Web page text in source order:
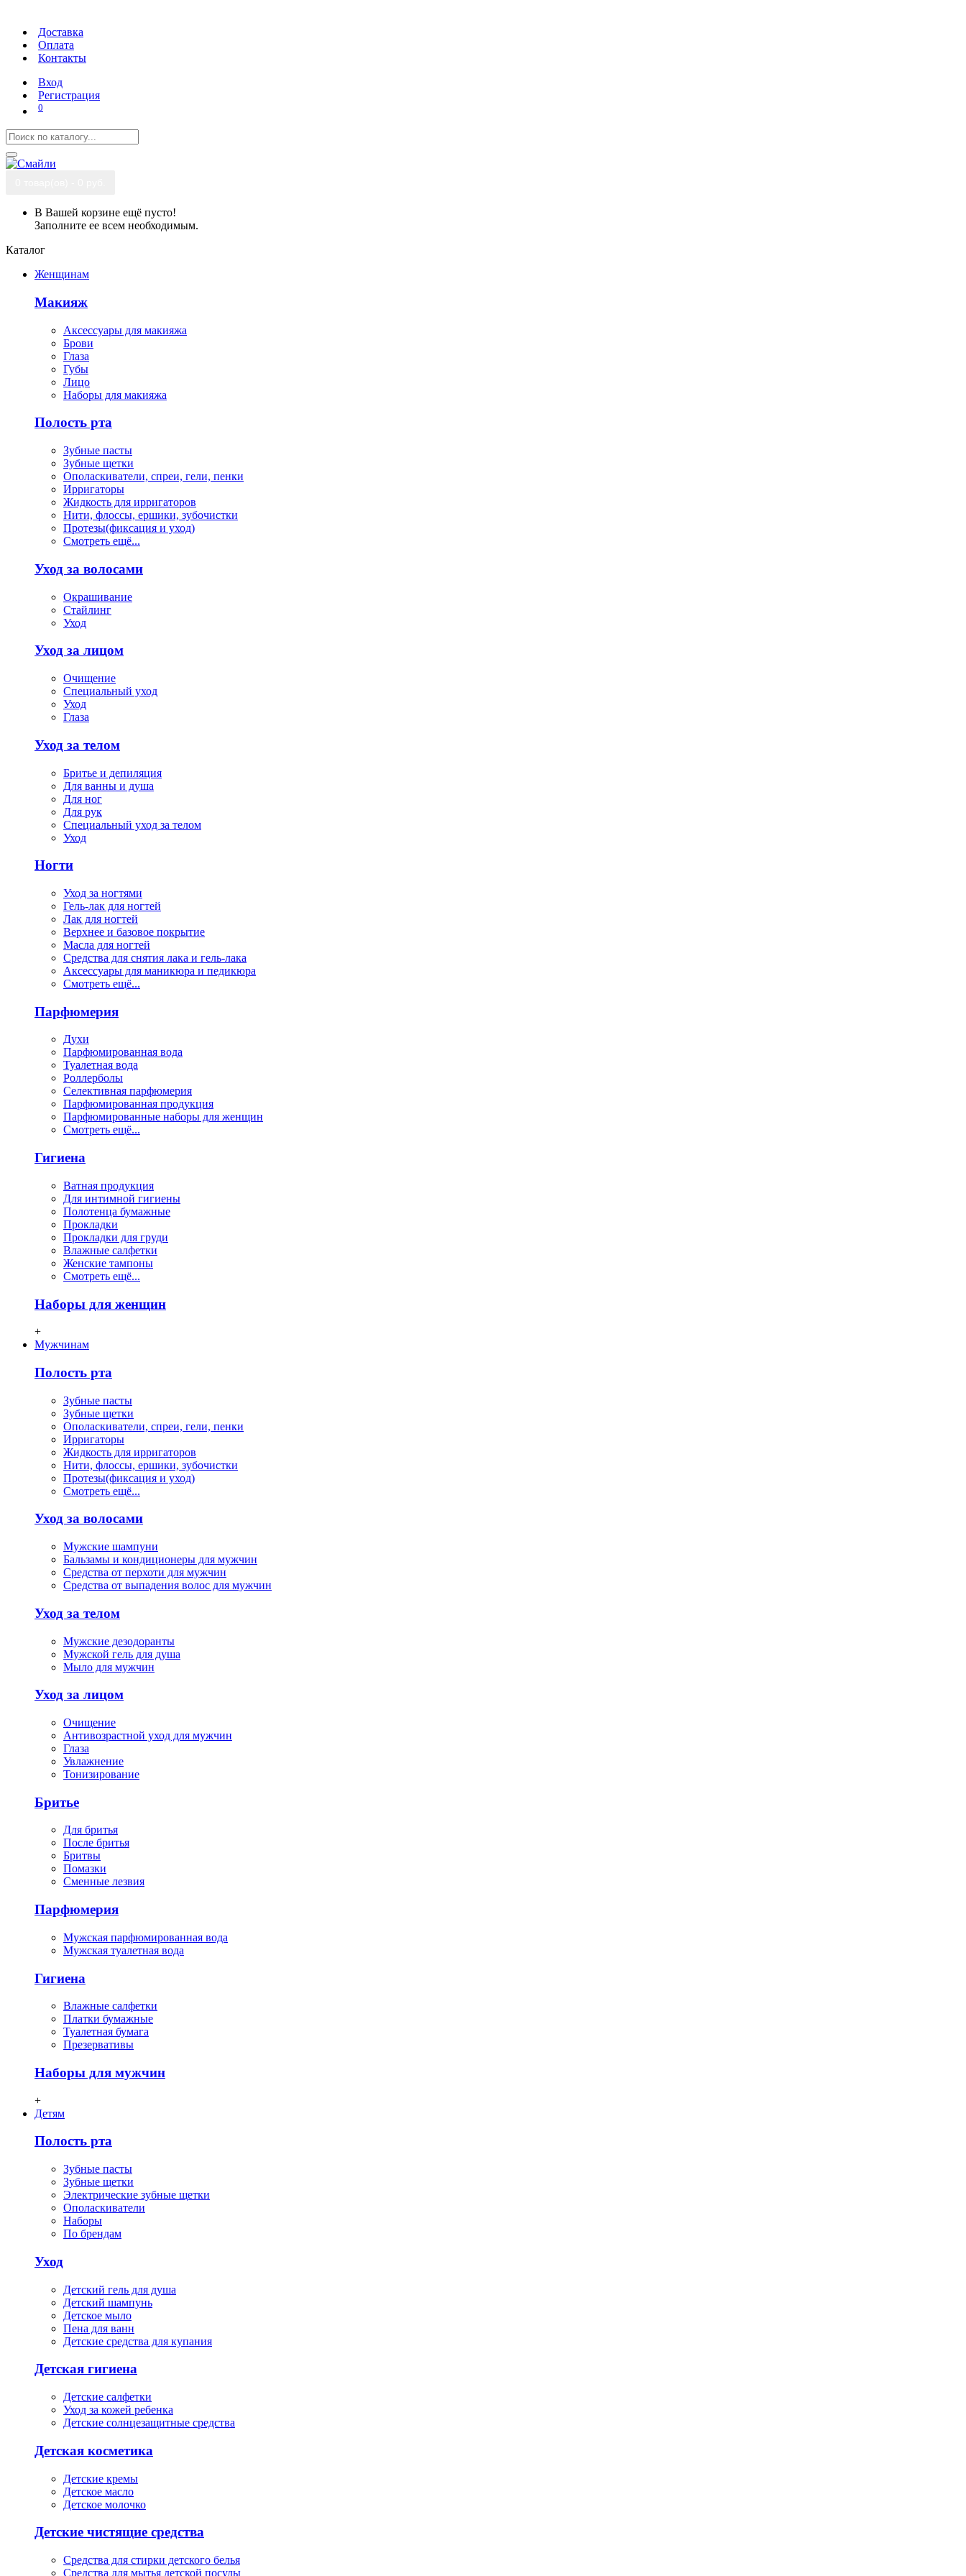
Доставка
Оплата
Контакты
Вход
Регистрация
0
В Вашей корзине ещё пусто!
Заполните ее всем необходимым.
Каталог
Женщинам
Макияж
Аксессуары для макияжа
Брови
Глаза
Губы
Лицо
Наборы для макияжа
Полость рта
Зубные пасты
Зубные щетки
Ополаскиватели, спреи, гели, пенки
Ирригаторы
Жидкость для ирригаторов
Нити, флоссы, ершики, зубочистки
Протезы(фиксация и уход)
Смотреть ещё...
Уход за волосами
Окрашивание
Стайлинг
Уход
Уход за лицом
Очищение
Специальный уход
Уход
Глаза
Уход за телом
Бритье и депиляция
Для ванны и душа
Для ног
Для рук
Специальный уход за телом
Уход
Ногти
Уход за ногтями
Гель-лак для ногтей
Лак для ногтей
Верхнее и базовое покрытие
Масла для ногтей
Средства для снятия лака и гель-лака
Аксессуары для маникюра и педикюра
Смотреть ещё...
Парфюмерия
Духи
Парфюмированная вода
Туалетная вода
Роллерболы
Селективная парфюмерия
Парфюмированная продукция
Парфюмированные наборы для женщин
Смотреть ещё...
Гигиена
Ватная продукция
Для интимной гигиены
Полотенца бумажные
Прокладки
Прокладки для груди
Влажные салфетки
Женские тампоны
Смотреть ещё...
Наборы для женщин
+
Мужчинам
Полость рта
Зубные пасты
Зубные щетки
Ополаскиватели, спреи, гели, пенки
Ирригаторы
Жидкость для ирригаторов
Нити, флосcы, ершики, зубочистки
Протезы(фиксация и уход)
Смотреть ещё...
Уход за волосами
Мужские шампуни
Бальзамы и кондиционеры для мужчин
Средства от перхоти для мужчин
Средства от выпадения волос для мужчин
Уход за телом
Мужские дезодоранты
Мужской гель для душа
Мыло для мужчин
Уход за лицом
Очищение
Антивозрастной уход для мужчин
Глаза
Увлажнение
Тонизирование
Бритье
Для бритья
После бритья
Бритвы
Помазки
Сменные лезвия
Парфюмерия
Мужская парфюмированная вода
Мужская туалетная вода
Гигиена
Влажные салфетки
Платки бумажные
Туалетная бумага
Презервативы
Наборы для мужчин
+
Детям
Полость рта
Зубные пасты
Зубные щетки
Электрические зубные щетки
Ополаскиватели
Наборы
По брендам
Уход
Детский гель для душа
Детский шампунь
Детское мыло
Пена для ванн
Детские средства для купания
Детская гигиена
Детские салфетки
Уход за кожей ребенка
Детские солнцезащитные средства
Детская косметика
Детские кремы
Детское масло
Детское молочко
Детские чистящие средства
Средства для стирки детского белья
Средства для мытья детской посуды